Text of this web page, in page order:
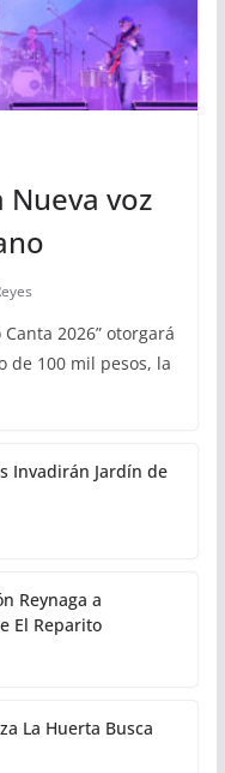
Nueva voz
2026” otorgará
de 100 mil pesos, la
Invadirán Jardín de
Reynaga a
El Reparito
La Huerta Busca